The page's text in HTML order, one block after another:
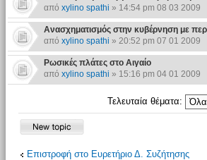
από xylino spathi » 14:54 pm 08 03 2009
Ανασχηματισμός στην κυβέρνηση με
από xylino spathi » 20:52 pm 07 01 2009
Ρωσικές πλάτες στο Αιγαίο
από xylino spathi » 15:16 pm 04 01 2009
Τελευταία θέματα:
Επιστροφή στο Ευρετήριο Δ. Συζήτησης